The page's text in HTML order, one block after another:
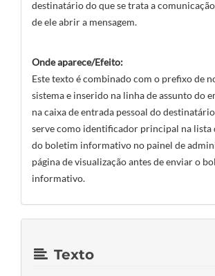
destinatário do que se trata a
de ele abrir a mensagem.
Onde aparece/Efeito:
Este texto é combinado com o prefixo de
sistema e inserido na linha de assunto do
na caixa de entrada pessoal do
serve como identificador principal na lista
do boletim informativo no painel de
página de visualização antes de enviar o
informativo.
Texto